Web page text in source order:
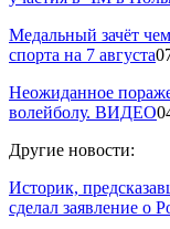
Медальный зачёт
спорта на 7 августа
Неожиданное
волейболу. ВИДЕО
Другие новости:
Историк,
сделал заявление о